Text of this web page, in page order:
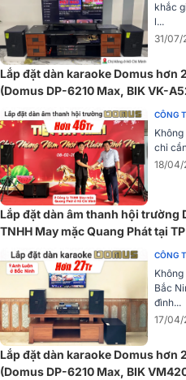
Hiệu suất âm thanh mạnh mẽ
Với công suất RMS 450W, công
1800W, loa Domus DP-6215
âm thanh trong các sự kiện lớn.
treble sắc nét, DP-6215 MAX
lượng âm thanh cao.
khắc
l...
31/07/
Lắp đặt dàn karaoke Domus hơn
(Domus DP-6210 Max, BIK VK-
CÔNG
chỉ
18/04/
Lắp đặt dàn âm thanh hội
TNHH May mặc Quang Phát tại
VM630A, Bksound KP500...)CÔNG
Bắc
đình...
17/04/
Lắp đặt dàn karaoke Domus hơn
(Domus DP-6210 Max, BIK